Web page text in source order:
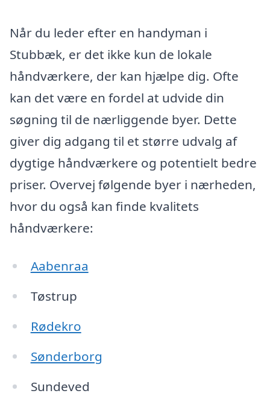
Når du leder efter en handyman i
Stubbæk, er det ikke kun de lokale
håndværkere, der kan hjælpe dig. Ofte
kan det være en fordel at udvide din
søgning til de nærliggende byer. Dette
giver dig adgang til et større udvalg af
dygtige håndværkere og potentielt bedre
priser. Overvej følgende byer i nærheden,
hvor du også kan finde kvalitets
håndværkere:
Aabenraa
Tøstrup
Rødekro
Sønderborg
Sundeved